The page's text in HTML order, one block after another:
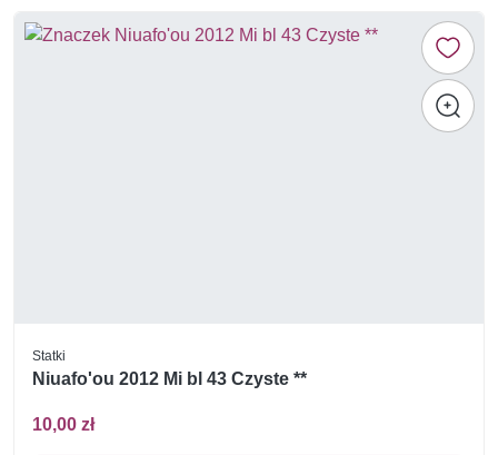
Statki
Niuafo'ou 2012 Mi bl 43 Czyste **
10,00 zł